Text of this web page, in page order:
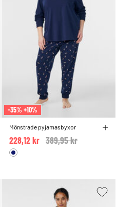
-35% +10%
Mönstrade pyjamasbyxor
Price reduced from
389,95 kr
228,12 kr